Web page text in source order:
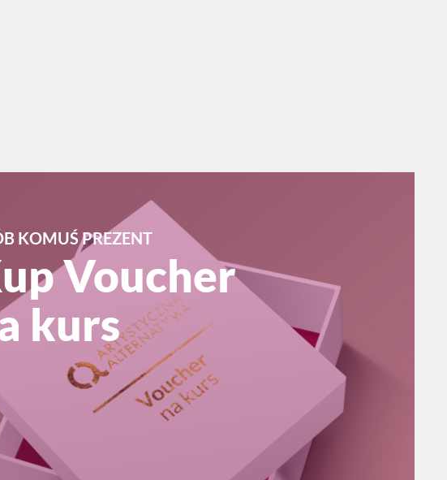
KOMUŚ PREZENT
Voucher
kurs